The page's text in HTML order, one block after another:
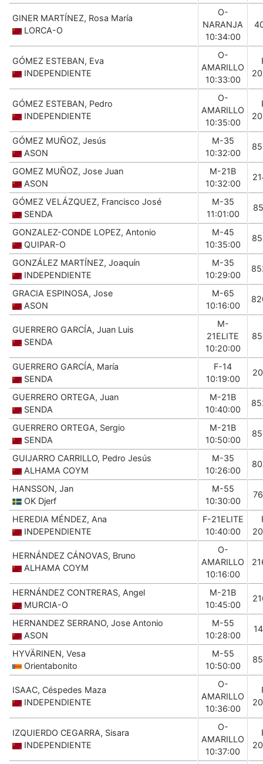
GINER MARTÍNEZ, Rosa María
LORCA-O
O-
NARANJA
10:34:00
GÓMEZ ESTEBAN, Eva
INDEPENDIENTE
O-
AMARILLO
10:33:00
GÓMEZ ESTEBAN, Pedro
INDEPENDIENTE
O-
AMARILLO
10:35:00
GÓMEZ MUÑOZ, Jesús
ASON
M-35
10:32:00
GOMEZ MUÑOZ, Jose Juan
ASON
M-21B
10:32:00
GÓMEZ VELÁZQUEZ, Francisco José
SENDA
M-35
11:01:00
GONZALEZ-CONDE LOPEZ, Antonio
QUIPAR-O
M-45
10:35:00
GONZÁLEZ MARTÍNEZ, Joaquín
INDEPENDIENTE
M-35
10:29:00
GRACIA ESPINOSA, Jose
ASON
M-65
10:16:00
GUERRERO GARCÍA, Juan Luis
SENDA
M-
21ELITE
10:20:00
GUERRERO GARCÍA, María
SENDA
F-14
10:19:00
GUERRERO ORTEGA, Juan
SENDA
M-21B
10:40:00
GUERRERO ORTEGA, Sergio
SENDA
M-21B
10:50:00
GUIJARRO CARRILLO, Pedro Jesús
ALHAMA COYM
M-35
10:26:00
HANSSON, Jan
OK Djerf
M-55
10:30:00
HEREDIA MÉNDEZ, Ana
INDEPENDIENTE
F-21ELITE
10:40:00
HERNÁNDEZ CÁNOVAS, Bruno
ALHAMA COYM
O-
AMARILLO
10:16:00
HERNÁNDEZ CONTRERAS, Angel
MURCIA-O
M-21B
10:45:00
HERNANDEZ SERRANO, Jose Antonio
ASON
M-55
10:28:00
HYVÄRINEN, Vesa
Orientabonito
M-55
10:50:00
ISAAC, Céspedes Maza
INDEPENDIENTE
O-
AMARILLO
10:36:00
IZQUIERDO CEGARRA, Sisara
INDEPENDIENTE
O-
AMARILLO
10:37:00